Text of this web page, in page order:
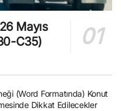
Mayıs
C35)
(Word Formatında) Konut
Dikkat Edilecekler